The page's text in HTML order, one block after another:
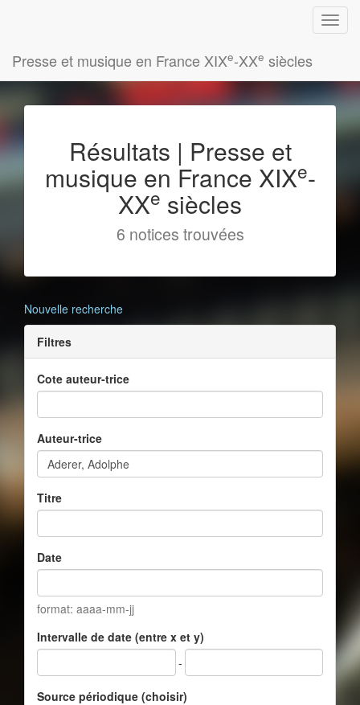
Presse et musique en France XIXe-XXe siècles
Résultats | Presse et
musique en France XIXe-
XXe siècles
6 notices trouvées
Nouvelle recherche
Filtres
Cote auteur-trice
Auteur-trice
Titre
Date
format: aaaa-mm-jj
Intervalle de date (entre x et y)
-
Source périodique (choisir)